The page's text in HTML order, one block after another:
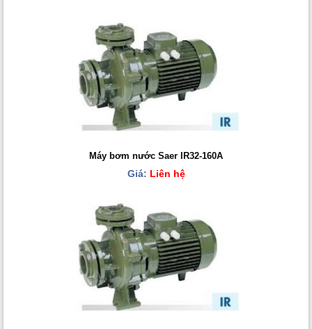
Máy bơm nước Saer IR32-160A
Giá: Liên hệ